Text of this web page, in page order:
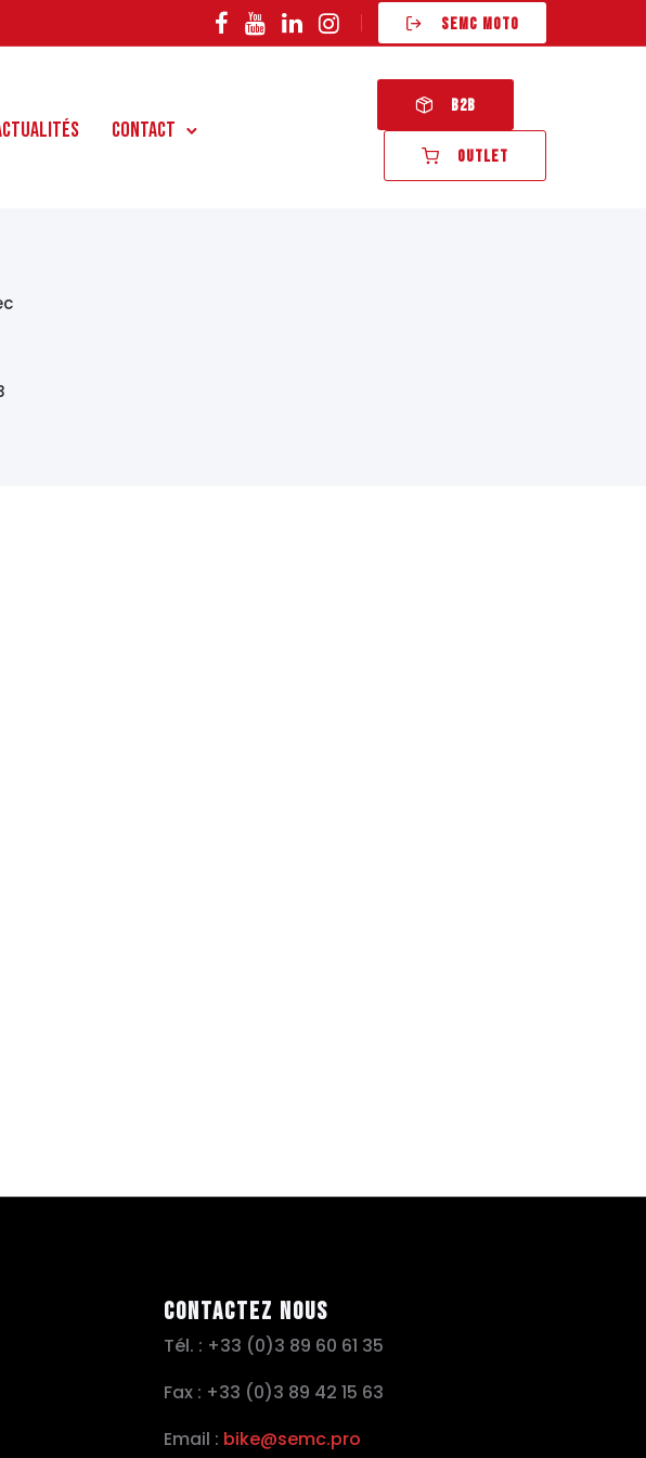
SEMC MOTO
Contact
B2B
OUTLET
Contactez nous
Tél. : +33 (0)3 89 60 61 35
Fax : +33 (0)3 89 42 15 63
Email : bike@semc.pro